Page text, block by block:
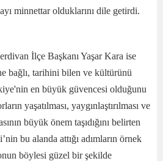
minnettar olduklarını dile getirdi.
İlçe Başkanı Yaşar Kara ise
bağlı, tarihini bilen ve kültürünü
en büyük güvencesi olduğunu
yaşatılması, yaygınlaştırılması ve
büyük önem taşıdığını belirten
bu alanda attığı adımların örnek
böylesi güzel bir şekilde